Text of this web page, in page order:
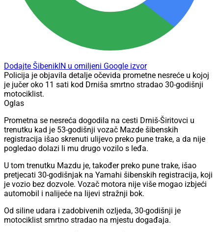
Dodajte ŠibenikIN u omiljeni Google izvor
Policija je objavila detalje očevida prometne nesreće u kojoj
je jučer oko 11 sati kod Drniša smrtno stradao 30-godišnji
motociklist.
Oglas
Prometna se nesreća dogodila na cesti Drniš-Širitovci u
trenutku kad je 53-godišnji vozač Mazde šibenskih
registracija išao skrenuti ulijevo preko pune trake, a da nije
pogledao dolazi li mu drugo vozilo s leđa.
U tom trenutku Mazdu je, također preko pune trake, išao
pretjecati 30-godišnjak na Yamahi šibenskih registracija, koji
je vozio bez dozvole. Vozač motora nije više mogao izbjeći
automobil i nalijeće na lijevi stražnji bok.
Od siline udara i zadobivenih ozljeda, 30-godišnji je
motociklist smrtno stradao na mjestu događaja.